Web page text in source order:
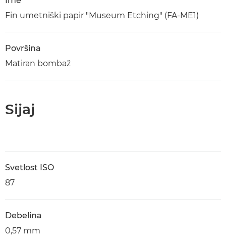
Fin umetniški papir "Museum Etching" (FA-ME1)
Površina
Matiran bombaž
Sijaj
Svetlost ISO
87
Debelina
0,57 mm